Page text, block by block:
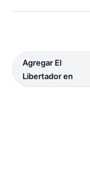
Agregar El
Libertador en